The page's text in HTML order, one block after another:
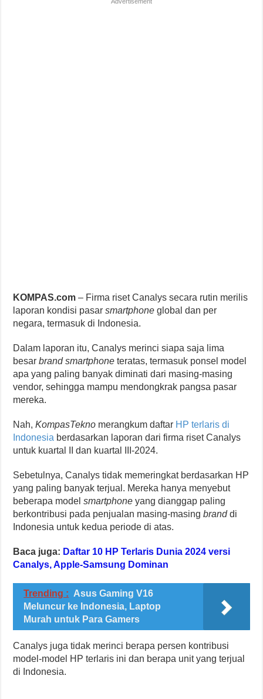
KOMPAS.com – Firma riset Canalys secara rutin merilis
laporan kondisi pasarsmartphone global dan per
negara, termasuk di Indonesia.
Dalam laporan itu, Canalys merinci siapa saja lima
besarbrand smartphone teratas, termasuk ponsel model
apa yang paling banyak diminati dari masing-masing
vendor, sehingga mampu mendongkrak pangsa pasar
mereka.
Nah,KompasTekno merangkum daftar HP terlaris di
Indonesia berdasarkan laporan dari firma riset Canalys
untuk kuartal II dan kuartal III-2024.
Sebetulnya, Canalys tidak memeringkat berdasarkan HP
yang paling banyak terjual. Mereka hanya menyebut
beberapa modelsmartphone yang dianggap paling
berkontribusi pada penjualan masing-masingbranddi
Indonesia untuk kedua periode di atas.
Baca juga: Daftar 10 HP Terlaris Dunia 2024 versi
Canalys, Apple-Samsung Dominan
Trending : Asus Gaming V16
Meluncur ke Indonesia, Laptop
Murah untuk Para Gamers
Canalys juga tidak merinci berapa persen kontribusi
model-model HP terlaris ini dan berapa unit yang terjual
di Indonesia.